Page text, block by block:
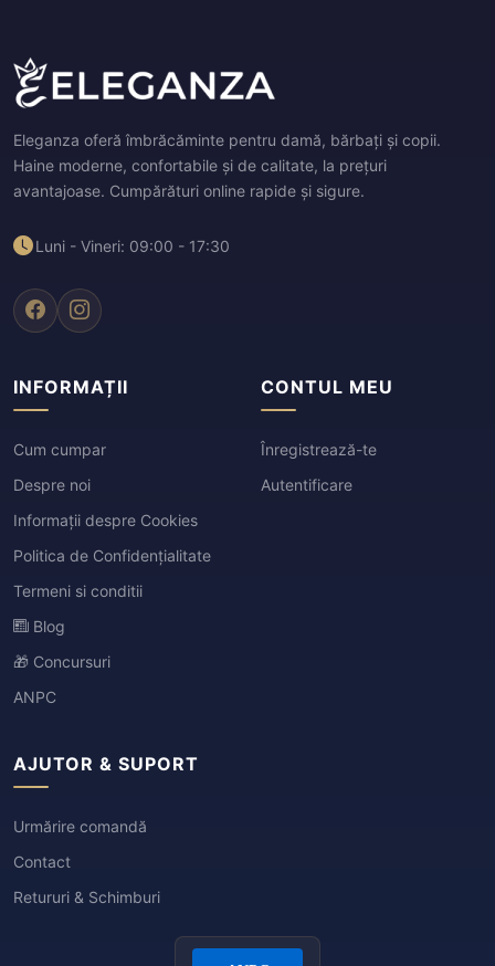
Eleganza oferă îmbrăcăminte pentru damă, bărbați și copii.
Haine moderne, confortabile și de calitate, la prețuri
avantajoase. Cumpărături online rapide și sigure.
Luni - Vineri: 09:00 - 17:30
INFORMAȚII
Cum cumpar
Despre noi
Informații despre Cookies
Politica de Confidențialitate
Termeni si conditii
Blog
🎁 Concursuri
ANPC
CONTUL MEU
Înregistrează-te
Autentificare
AJUTOR & SUPORT
Urmărire comandă
Contact
Retururi & Schimburi